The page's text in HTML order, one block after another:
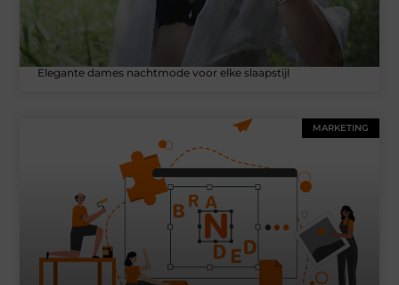
Elegante dames nachtmode voor elke slaapstijl
MARKETING